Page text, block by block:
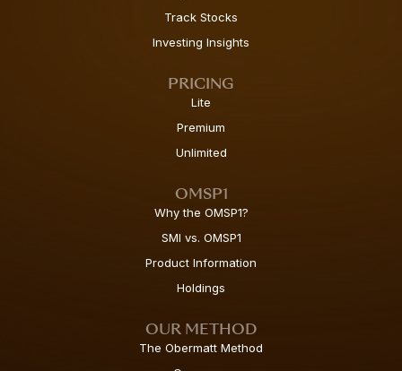
Track Stocks
Investing Insights
PRICING
Lite
Premium
Unlimited
OMSP1
Why the OMSP1?
SMI vs. OMSP1
Product Information
Holdings
OUR METHOD
The Obermatt Method